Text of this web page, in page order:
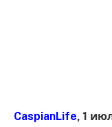
CaspianLife, 1